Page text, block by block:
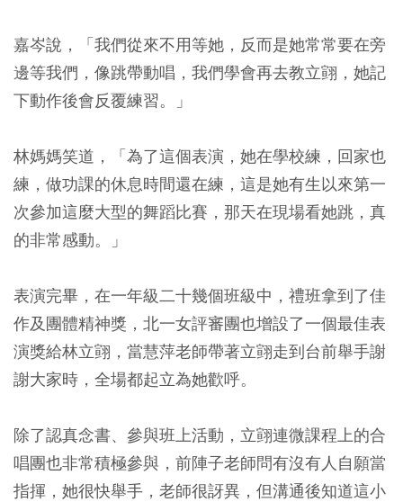
嘉岑說，「我們從來不用等她，反而是她常常要在旁
邊等我們，像跳帶動唱，我們學會再去教立翧，她記
下動作後會反覆練習。」
林媽媽笑道，「為了這個表演，她在學校練，回家也
練，做功課的休息時間還在練，這是她有生以來第一
次參加這麼大型的舞蹈比賽，那天在現場看她跳，真
的非常感動。」
表演完畢，在一年級二十幾個班級中，禮班拿到了佳
作及團體精神獎，北一女評審團也增設了一個最佳表
演獎給林立翧，當慧萍老師帶著立翧走到台前舉手謝
謝大家時，全場都起立為她歡呼。
除了認真念書、參與班上活動，立翧連微課程上的合
唱團也非常積極參與，前陣子老師問有沒有人自願當
指揮，她很快舉手，老師很訝異，但溝通後知道這小